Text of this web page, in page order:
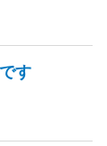
す